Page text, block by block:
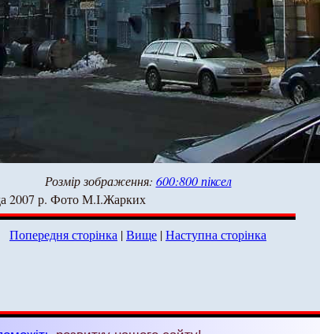
Розмір зображення: 600:800 піксел
2007 р. Фото М.І.Жарких
Попередня сторінка |Вище |Наступна сторінка